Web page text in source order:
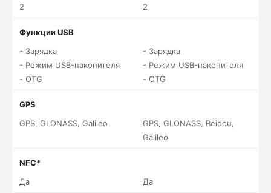
2
2
Функции USB
- Зарядка
- Режим USB-накопителя
- OTG
- Зарядка
- Режим USB-накопителя
- OTG
GPS
GPS, GLONASS, Galileo
GPS, GLONASS, Beidou,
Galileo
NFC*
Да
Да